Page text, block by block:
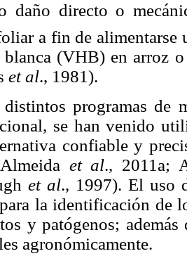
daño directo o
a fin de alimentarse
blanca (VHB) en arroz
et al., 1981).
programas de
se han venido
confiable y
et al., 2011a;
et al., 1997). El uso
la identificación de
y patógenos;
agronómicamente.